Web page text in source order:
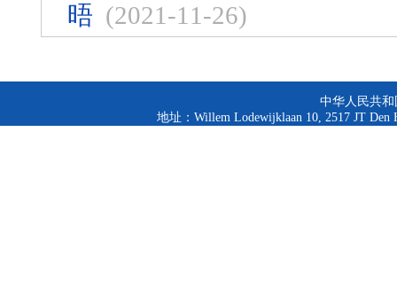
晤 (2021-11-26)
中华人民共
地址：Willem Lodewijklaan 10, 2517 JT Den